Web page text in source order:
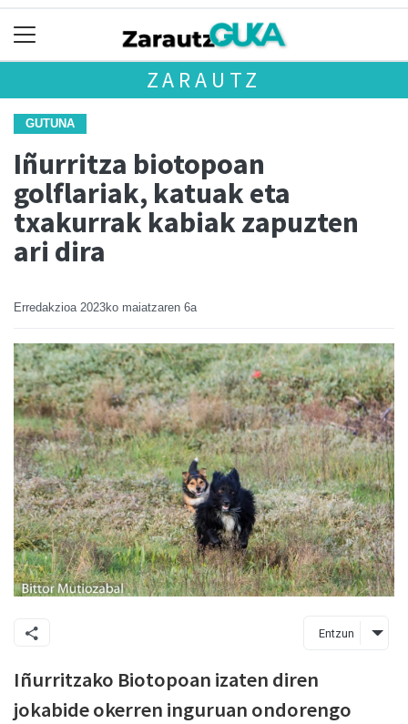
ZARAUTZ
GUTUNA
Iñurritza biotopoan
golflariak, katuak eta
txakurrak kabiak zapuzten
ari dira
Erredakzioa 2023ko maiatzaren 6a
Entzun
Iñurritzako Biotopoan izaten diren
jokabide okerren inguruan ondorengo